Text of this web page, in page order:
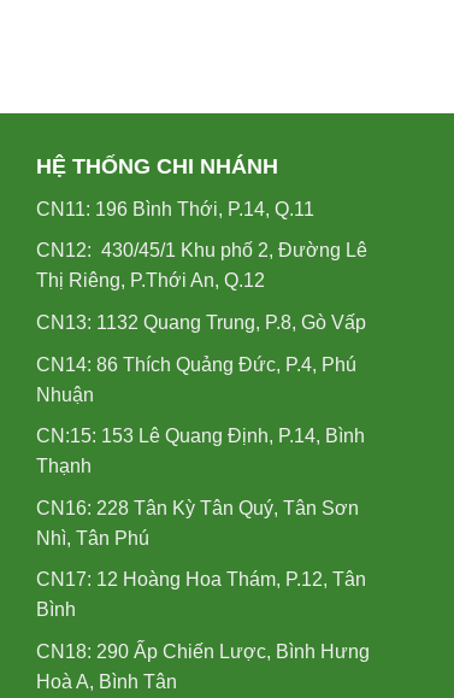
HỆ THỐNG CHI NHÁNH
CN11: 196 Bình Thới, P.14, Q.11
CN12: 430/45/1 Khu phố 2, Đường Lê
Thị Riêng, P.Thới An, Q.12
CN13: 1132 Quang Trung, P.8, Gò Vấp
CN14: 86 Thích Quảng Đức, P.4, Phú
Nhuận
CN:15: 153 Lê Quang Định, P.14, Bình
Thạnh
CN16: 228 Tân Kỳ Tân Quý, Tân Sơn
Nhì, Tân Phú
CN17: 12 Hoàng Hoa Thám, P.12, Tân
Bình
CN18: 290 Ấp Chiến Lược, Bình Hưng
Hoà A, Bình Tân